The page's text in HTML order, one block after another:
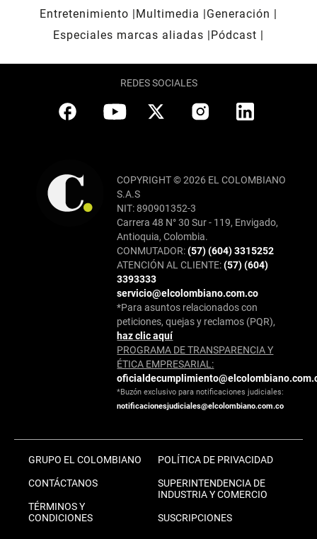
Entretenimiento
Multimedia
Generación
Especiales marcas aliadas
Pódcast
REDES SOCIALES
COPYRIGHT © 2026 EL COLOMBIANO
S.A.S
NIT: 890901352-3
Carrera 48 N° 30 Sur - 119, Envigado,
Antioquia, Colombia.
CONMUTADOR:(57) (604) 3315252
ATENCIÓN AL CLIENTE:(57) (604)
3393333
servicio@elcolombiano.com.co
*Para asuntos relacionados con
peticiones, quejas y reclamos (PQR),
haz clic aquí
PROGRAMA DE TRANSPARENCIA Y
ÉTICA EMPRESARIAL:
*Buzón exclusivo para notificaciones judiciales:
notificacionesjudiciales@elcolombiano.com.co
GRUPO EL COLOMBIANO
CONTÁCTANOS
TÉRMINOS Y
CONDICIONES
POLÍTICA DE PRIVACIDAD
SUPERINTENDENCIA DE
INDUSTRIA Y COMERCIO
SUSCRIPCIONES